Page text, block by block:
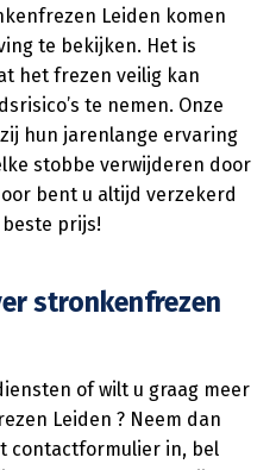
Leiden komen
te bekijken. Het is
het frezen veilig kan
te nemen. Onze
hun jarenlange ervaring
stobbe verwijderen door
bent u altijd verzekerd
prijs!
stronkenfrezen
of wilt u graag meer
Leiden ? Neem dan
contactformulier in, bel